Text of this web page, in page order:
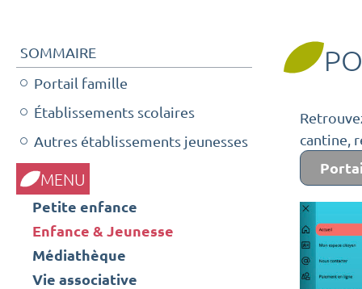
SOMMAIRE
Portail famille
Établissements scolaires
Autres établissements jeunesses
MENU
Petite enfance
Enfance & Jeunesse
Médiathèque
Vie associative
cantine,